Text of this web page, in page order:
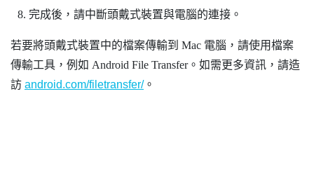
完成後，請中斷頭戴式裝置與電腦的連接。
若要將頭戴式裝置中的檔案傳輸到 Mac 電腦，請使用檔案
傳輸工具，例如 Android File Transfer。如需更多資訊，請造
訪 android.com/filetransfer/。